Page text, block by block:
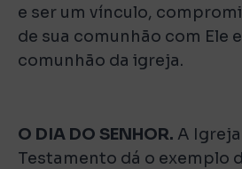
e ser um vínculo,
de sua comunhão com Ele
comunhão da igreja.
O DIA DO SENHOR. A
Testamento dá o exemplo